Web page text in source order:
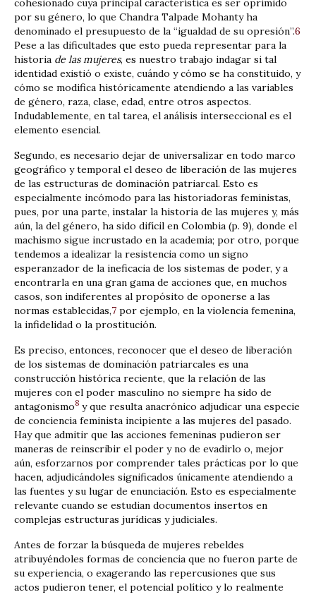
cohesionado cuya principal característica es ser oprimido
por su género, lo que Chandra Talpade Mohanty ha
denominado el presupuesto de la “igualdad de su opresión”.6
Pese a las dificultades que esto pueda representar para la
historia de las mujeres, es nuestro trabajo indagar si tal
identidad existió o existe, cuándo y cómo se ha constituido, y
cómo se modifica históricamente atendiendo a las variables
de género, raza, clase, edad, entre otros aspectos.
Indudablemente, en tal tarea, el análisis interseccional es el
elemento esencial.
Segundo, es necesario dejar de universalizar en todo marco
geográfico y temporal el deseo de liberación de las mujeres
de las estructuras de dominación patriarcal. Esto es
especialmente incómodo para las historiadoras feministas,
pues, por una parte, instalar la historia de las mujeres y, más
aún, la del género, ha sido difícil en Colombia (p. 9), donde el
machismo sigue incrustado en la academia; por otro, porque
tendemos a idealizar la resistencia como un signo
esperanzador de la ineficacia de los sistemas de poder, y a
encontrarla en una gran gama de acciones que, en muchos
casos, son indiferentes al propósito de oponerse a las
normas establecidas,7 por ejemplo, en la violencia femenina,
la infidelidad o la prostitución.
Es preciso, entonces, reconocer que el deseo de liberación
de los sistemas de dominación patriarcales es una
construcción histórica reciente, que la relación de las
mujeres con el poder masculino no siempre ha sido de
antagonismo8 y que resulta anacrónico adjudicar una especie
de conciencia feminista incipiente a las mujeres del pasado.
Hay que admitir que las acciones femeninas pudieron ser
maneras de reinscribir el poder y no de evadirlo o, mejor
aún, esforzarnos por comprender tales prácticas por lo que
hacen, adjudicándoles significados únicamente atendiendo a
las fuentes y su lugar de enunciación. Esto es especialmente
relevante cuando se estudian documentos insertos en
complejas estructuras jurídicas y judiciales.
Antes de forzar la búsqueda de mujeres rebeldes
atribuyéndoles formas de conciencia que no fueron parte de
su experiencia, o exagerando las repercusiones que sus
actos pudieron tener, el potencial político y lo realmente